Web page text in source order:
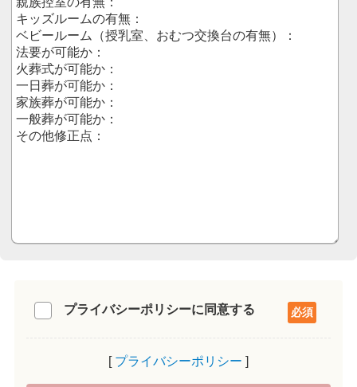
プライバシーポリシーに同意する
プライバシーポリシー